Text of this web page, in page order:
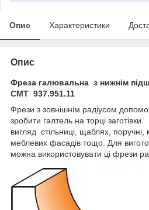
Опис Характеристики
Опис
Фреза галювальна з нижнім
СМТ 937.951.11
Фрези з зовнішнім радіусом
зробити галтель на торці
вигляд стільниці, щаблях,
меблевих фасадів тощо. Для
можна використовувати ці фрези